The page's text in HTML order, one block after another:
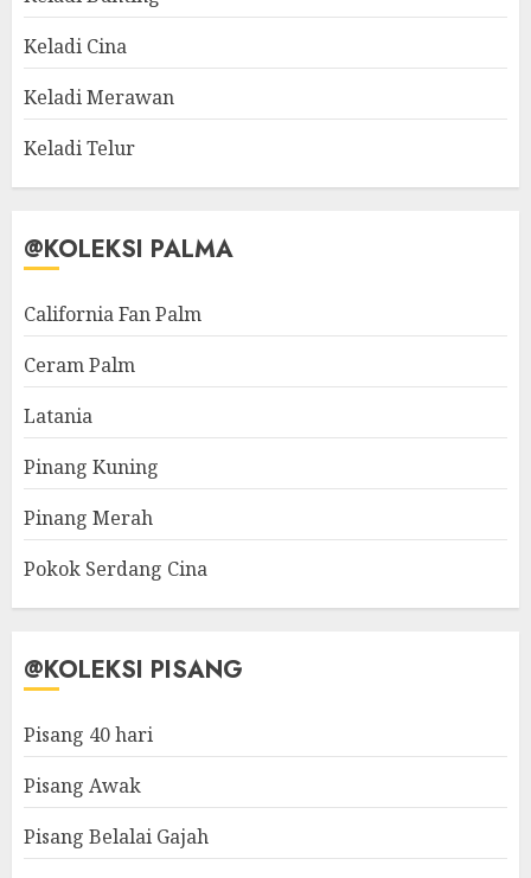
Keladi Cina
Keladi Merawan
Keladi Telur
@KOLEKSI PALMA
California Fan Palm
Ceram Palm
Latania
Pinang Kuning
Pinang Merah
Pokok Serdang Cina
@KOLEKSI PISANG
Pisang 40 hari
Pisang Awak
Pisang Belalai Gajah